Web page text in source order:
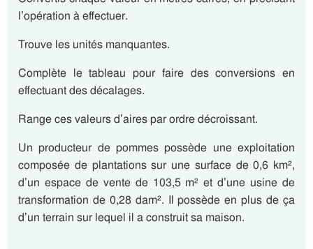
l’opération à effectuer.
Trouve les unités manquantes.
Complète le tableau pour faire des conversions en
effectuant des décalages.
Range ces valeurs d’aires par ordre décroissant.
Un producteur de pommes possède une exploitation
composée de plantations sur une surface de 0,6 km²,
d’un espace de vente de 103,5 m² et d’une usine de
transformation de 0,28 dam². Il possède en plus de ça
d’un terrain sur lequel il a construit sa maison.